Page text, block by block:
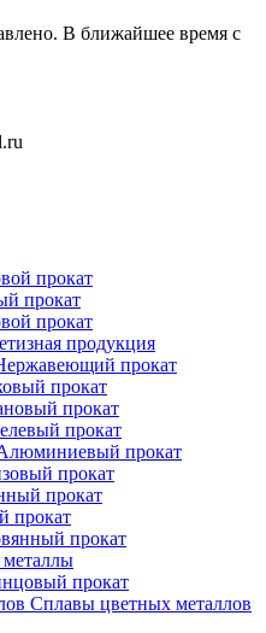
В ближайшее время с
прокат
прокат
прокат
продукция
прокат
прокат
прокат
прокат
прокат
прокат
прокат
прокат
прокат
металлы
прокат
Сплавы цветных металлов